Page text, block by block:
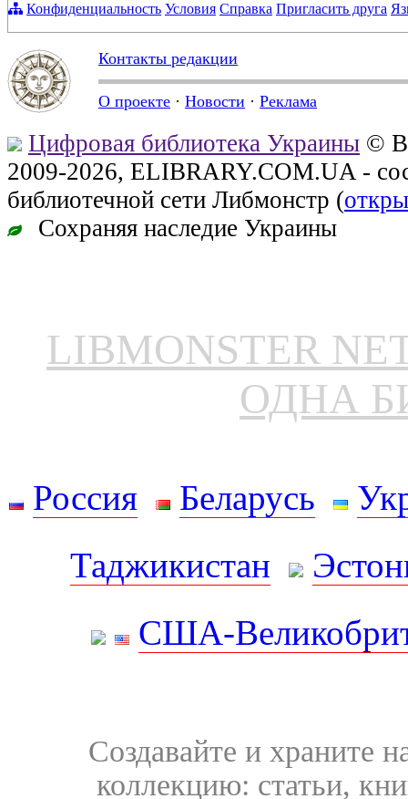
Конфиденциальность Условия Справка Пригласить друга
Контакты редакции
О проекте · Новости · Реклама
Цифровая библиотека Украины ©
2009-2026, ELIBRARY.COM.UA -
библиотечной сети Либмонстр (
Сохраняя наследие Украины
LIBMONSTER
ОДНА
Россия Беларусь
Таджикистан
США-
Создавайте и храните
коллекцию: статьи,